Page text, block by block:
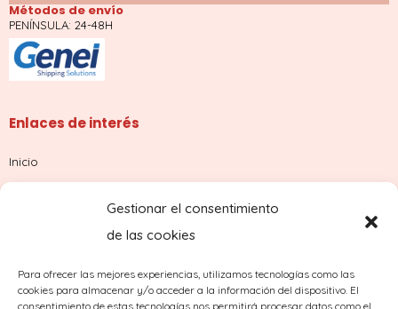
Gestionar el consentimiento
de las cookies
Para ofrecer las mejores experiencias, utilizamos tecnologías como las
cookies para almacenar y/o acceder a la información del dispositivo. El
consentimiento de estas tecnologías nos permitirá procesar datos como el
Métodos de envío
PENÍNSULA: 24-48H
Enlaces de interés
Inicio
¿Dudas con tu pedido?